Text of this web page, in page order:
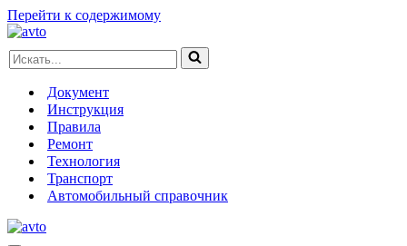
Перейти к содержимому
Искать...
Документ
Инструкция
Правила
Ремонт
Технология
Транспорт
Автомобильный справочник